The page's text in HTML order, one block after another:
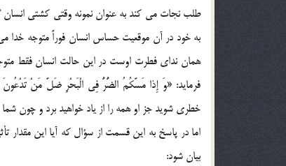
طلب نجات مي كند به عنوان نمونه وقتي كشتي انسان
به خود در آن موقعيت حساس انسان فوراً متوجه
خطري شويد جز او همه را از ياد خواهيد برد و چون
اما در پاسخ به اين قسمت از سؤال كه آيا اين مقدار
بيان شود: